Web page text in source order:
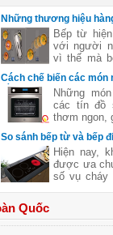
Những thương hiệu
vùng nấu linh hoạt
Bếp từ
với người
vì thế mà
bếp từ
nhiên
Cách chế biến các
bằng lò nướngNhững
các tín đồ
thơm ngon,
nhưng lại
giữ
của thực
giúp bạn
ngon khác
nhiều công
So sánh bếp từ và bếp
Hiện nay,
được ưa
số vụ cháy
riêng. Bài
Quốc